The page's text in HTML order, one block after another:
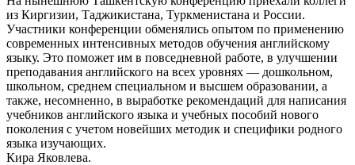
из Киргизии, Таджикистана, Туркменистана и России.
Участники конференции обменялись опытом по применению
современных интенсивных методов обучения английскому
языку. Это поможет им в повседневной работе, в улучшении
преподавания английского на всех уровнях — дошкольном,
школьном, среднем специальном и высшем образовании, а
также, несомненно, в выработке рекомендаций для написания
учебников английского языка и учебных пособий нового
поколения с учетом новейших методик и специфики родного
языка изучающих.
Кира Яковлева.